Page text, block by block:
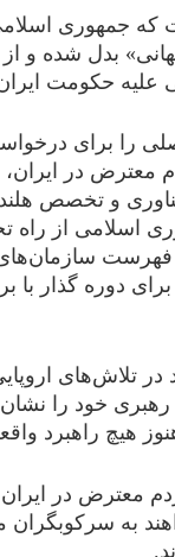
که جمهوری
بدل شده و
علیه حکومت
را برای
معترض در ایران،
و تخصص
اسلامی از راه
فهرست
دوره گذار
در تلاش‌های
خود را نشان
هیچ راهبرد
معترض در
به